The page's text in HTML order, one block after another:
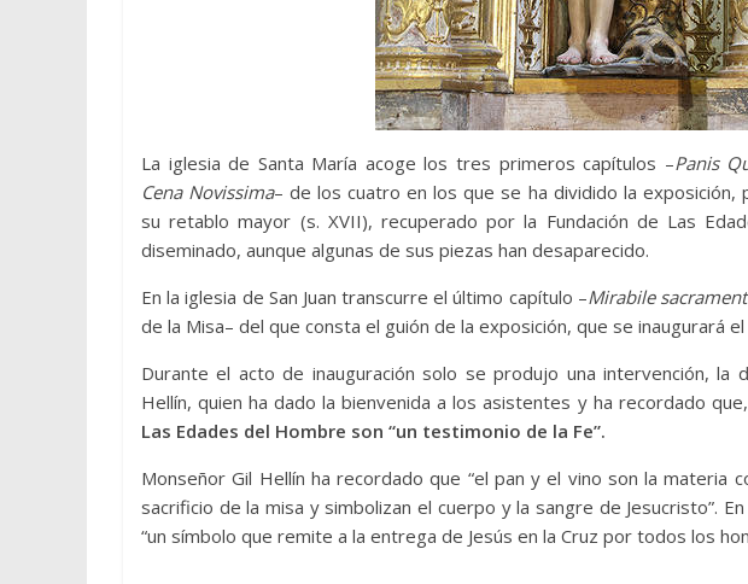
La iglesia de Santa María acoge los tres primeros capítulos –Panis
Cena Novissima– de los cuatro en los que se ha dividido la
su retablo mayor (s. XVII), recuperado por la Fundación de Las
diseminado, aunque algunas de sus piezas han desaparecido.
En la iglesia de San Juan transcurre el último capítulo –Mirabile
de la Misa– del que consta el guión de la exposición, que se inaugurará
Durante el acto de inauguración solo se produjo una intervención, la
Hellín, quien ha dado la bienvenida a los asistentes y ha recordado
Las Edades del Hombre son “un testimonio de la Fe”.
Monseñor Gil Hellín ha recordado que “el pan y el vino son la materia
sacrificio de la misa y simbolizan el cuerpo y la sangre de Jesucristo”.
“un símbolo que remite a la entrega de Jesús en la Cruz por todos los